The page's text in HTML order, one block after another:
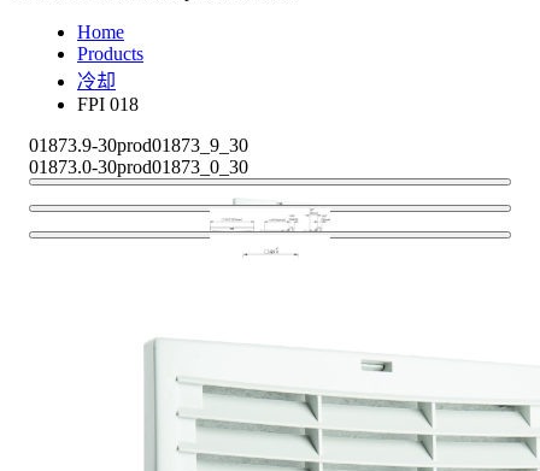
Home
Products
冷却
FPI 018
01873.9-30prod01873_9_30
01873.0-30prod01873_0_30